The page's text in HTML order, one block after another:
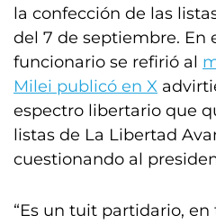
la confección de las
del 7 de septiembre. En
funcionario se refirió al
Milei publicó en X
espectro libertario que
listas de La Libertad
cuestionando al
“Es un tuit partidario,